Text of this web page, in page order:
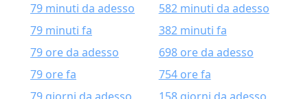
79 minuti da adesso
79 minuti fa
79 ore da adesso
79 ore fa
582 minuti da adesso
382 minuti fa
698 ore da adesso
754 ore fa